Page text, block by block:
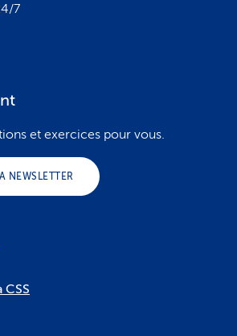
7
et exercices pour vous.
NEWSLETTER
CSS